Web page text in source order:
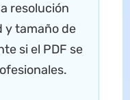
resolución
y tamaño de
si el PDF se